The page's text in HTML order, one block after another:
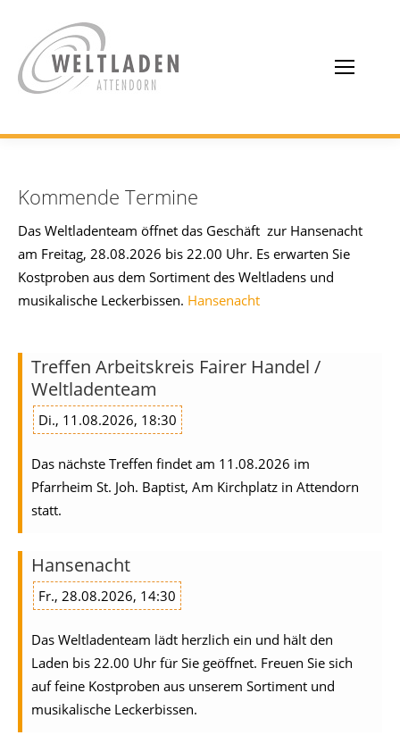
Kommende Termine
Das Weltladenteam öffnet das Geschäft zur Hansenacht
am Freitag, 28.08.2026 bis 22.00 Uhr. Es erwarten Sie
Kostproben aus dem Sortiment des Weltladens und
musikalische Leckerbissen. Hansenacht
Treffen Arbeitskreis Fairer Handel /
Weltladenteam
Di., 11.08.2026, 18:30
Das nächste Treffen findet am 11.08.2026 im
Pfarrheim St. Joh. Baptist, Am Kirchplatz in Attendorn
statt.
Hansenacht
Fr., 28.08.2026, 14:30
Das Weltladenteam lädt herzlich ein und hält den
Laden bis 22.00 Uhr für Sie geöffnet. Freuen Sie sich
auf feine Kostproben aus unserem Sortiment und
musikalische Leckerbissen.